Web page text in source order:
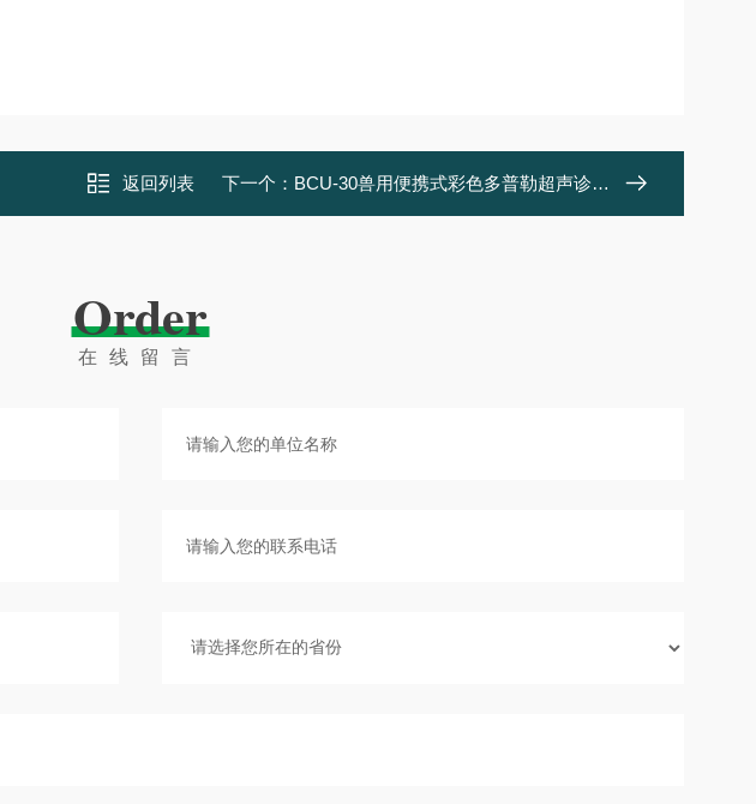
返回列表 下一个： BCU-30兽用便携式彩色多普勒超声诊断系统
Order
在线留言